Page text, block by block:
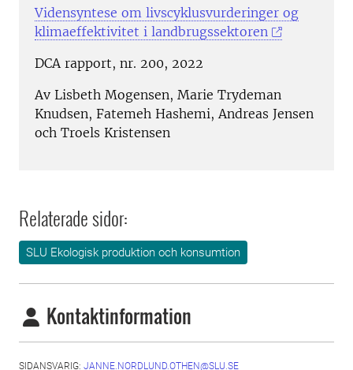
Vidensyntese om livscyklusvurderinger og
klimaeffektivitet i landbrugssektoren
DCA rapport, nr. 200, 2022
Av Lisbeth Mogensen, Marie Trydeman
Knudsen, Fatemeh Hashemi, Andreas Jensen
och Troels Kristensen
Relaterade sidor:
SLU Ekologisk produktion och konsumtion
Kontaktinformation
SIDANSVARIG: JANNE.NORDLUND.OTHEN@SLU.SE